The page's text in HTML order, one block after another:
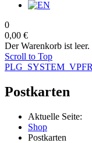
0
0,00 €
Der Warenkorb ist leer.
Scroll to Top
Postkarten
Aktuelle Seite:
Shop
Postkarten